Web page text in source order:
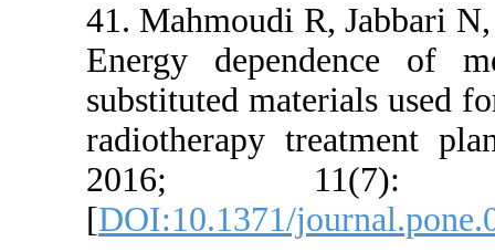
41.
Energy
substituted
[